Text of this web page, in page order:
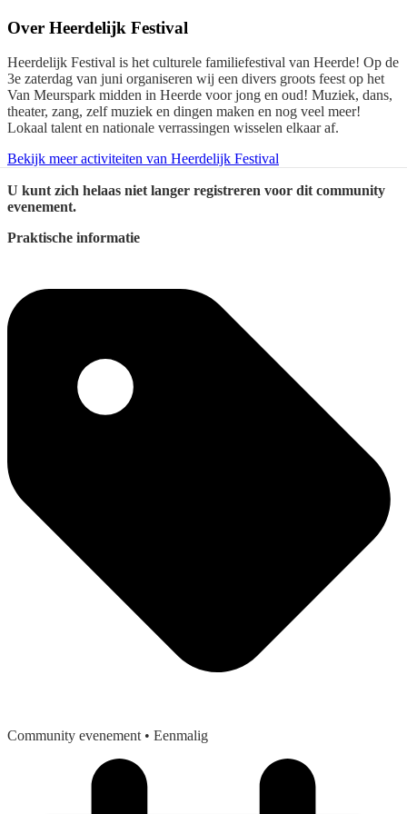
Over Heerdelijk Festival
Heerdelijk Festival is het culturele familiefestival van Heerde! Op de
3e zaterdag van juni organiseren wij een divers groots feest op het
Van Meurspark midden in Heerde voor jong en oud! Muziek, dans,
theater, zang, zelf muziek en dingen maken en nog veel meer!
Lokaal talent en nationale verrassingen wisselen elkaar af.
Bekijk meer activiteiten van Heerdelijk Festival
U kunt zich helaas niet langer registreren voor dit community
evenement.
Praktische informatie
Community evenement • Eenmalig